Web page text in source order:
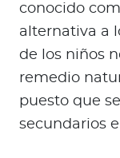
conocido
alternativa a
de los niños
remedio
puesto que
secundarios